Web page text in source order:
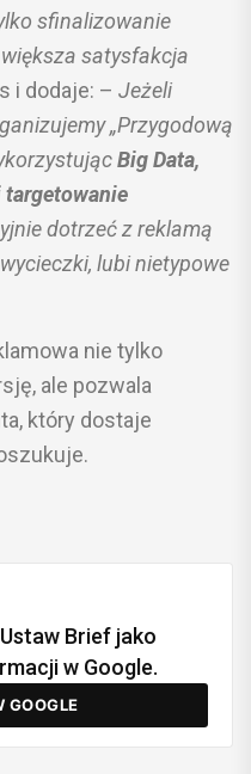
sfinalizowanie
satysfakcja
i dodaje: – Jeżeli
„Przygodową
Big Data,
dotrzeć z reklamą
lubi nietypowe
nie tylko
ale pozwala
który dostaje
Brief jako
w Google.
GOOGLE